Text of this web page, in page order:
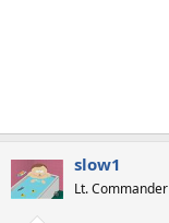
slow1
Lt. Commander